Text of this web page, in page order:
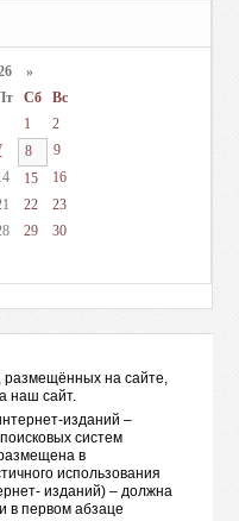
05
Назад 1
»
Сб
Вс
1
2
8
9
15
16
22
23
29
30
размещённых на сайте,
наш сайт.
изданий –
систем
в
использования
изданий) – должна
в первом абзаце